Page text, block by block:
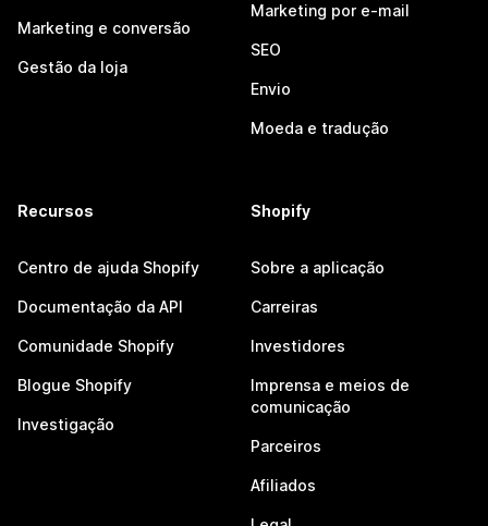
Marketing e conversão
Gestão da loja
Marketing por e-mail
SEO
Envio
Moeda e tradução
Recursos
Centro de ajuda Shopify
Documentação da API
Comunidade Shopify
Blogue Shopify
Investigação
Shopify
Sobre a aplicação
Carreiras
Investidores
Imprensa e meios de
comunicação
Parceiros
Afiliados